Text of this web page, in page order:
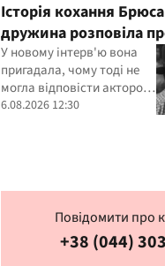
Історія кохання
дружина розповіла
несподіваний початок
стосунків
У новому інтерв'ю вона
пригадала, чому тоді не
могла відповісти акторові
взаємністю
6.08.2026 12:30
Повідомити про
+38 (044)